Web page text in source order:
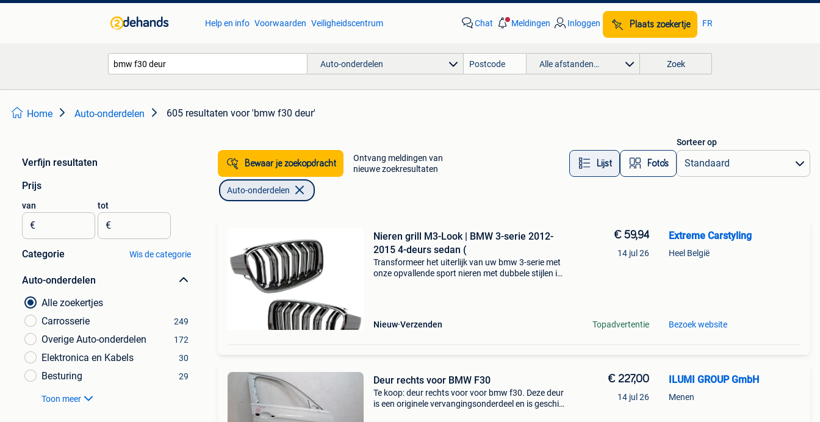
Help en info Voorwaarden Veiligheidscentrum Chat Meldingen Inloggen Plaats zoekertje FR
Auto-onderdelen Alle afstanden… Zoek
Home Auto-onderdelen 605 resultaten voor 'bmw f30 deur'
Verfijn resultaten
Prijs
van
€
tot
€
Categorie Wis de categorie
Auto-onderdelen
Alle zoekertjes
Carrosserie
249
Overige Auto-onderdelen 172
Elektronica en Kabels 30
Besturing 29
Toon meer
Bewaar je zoekopdracht
Ontvang meldingen van
nieuwe zoekresultaten
Lijst Foto’s
Sorteer op
Auto-onderdelen
Nieren grill M3-Look | BMW 3-serie 2012-
2015 4-deurs sedan (
Transformeer het uiterlijk van uw bmw 3-serie met
onze opvallende sport nieren met dubbele stijlen in
Nieuw Verzenden
€ 59,94
14 jul 26
Topadvertentie
Extreme Carstyling
Heel België
Bezoek website
Deur rechts voor BMW F30
Te koop: deur rechts voor voor bmw f30. Deze deur
is een originele vervangingsonderdeel en is geschikt
€ 227,00
14 jul 26
ILUMI GROUP GmbH
Menen